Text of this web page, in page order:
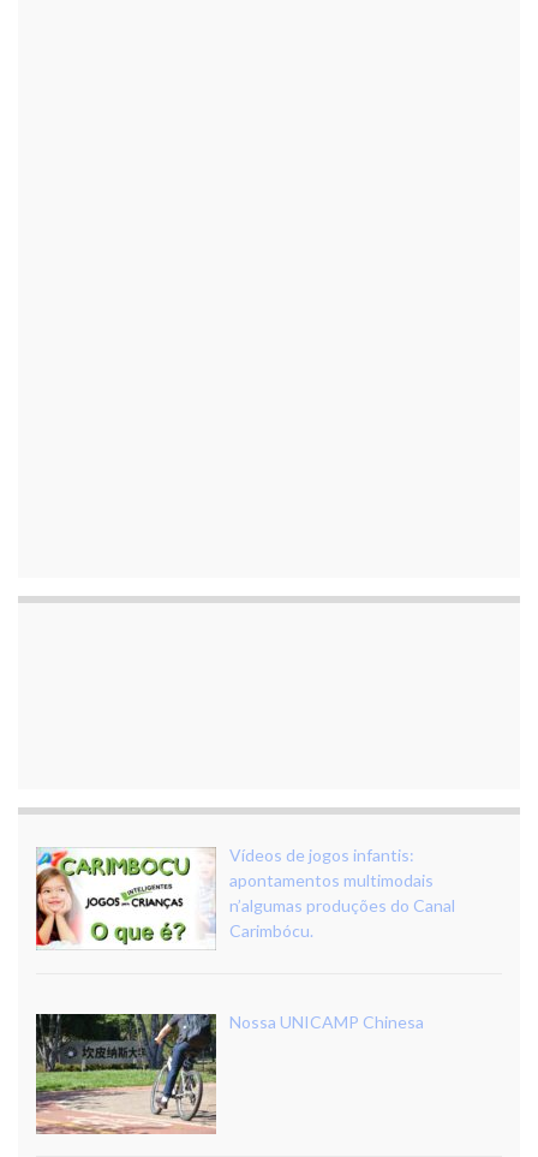
Vídeos de jogos infantis:
apontamentos multimodais
n’algumas produções do Canal
Carimbócu.
Nossa UNICAMP Chinesa